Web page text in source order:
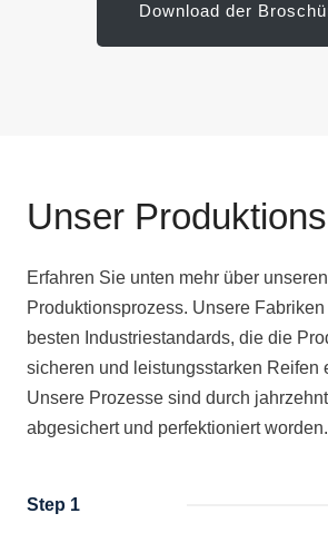
Download der
Unser
Erfahren Sie unten mehr über unseren
Produktionsprozess. Unsere
besten Industriestandards, die die
sicheren und leistungsstarken Reifen
Unsere Prozesse sind durch
abgesichert und perfektioniert worden.
Step 1